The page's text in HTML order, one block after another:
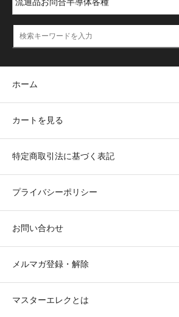
ホーム
カートを見る
特定商取引法に基づく表記
プライバシーポリシー
お問い合わせ
メルマガ登録・解除
マスターエレクとは